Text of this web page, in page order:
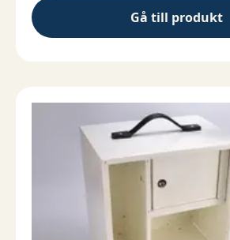
Gå till produkt